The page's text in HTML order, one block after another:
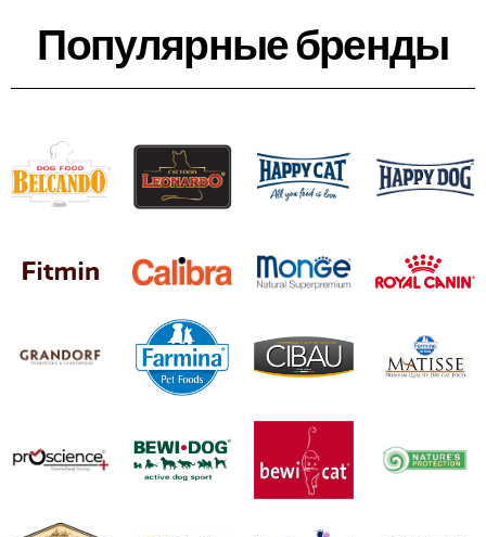
Популярные бренды